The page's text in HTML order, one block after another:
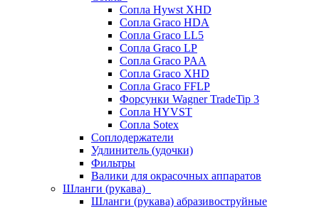
Сопла Hywst XHD
Сопла Graco HDA
Сопла Graco LL5
Сопла Graco LP
Сопла Graco PAA
Сопла Graco XHD
Сопла Graco FFLP
Форсунки Wagner TradeTip 3
Сопла HYVST
Сопла Sotex
Соплодержатели
Удлинитель (удочки)
Фильтры
Валики для окрасочных аппаратов
Шланги (рукава)
Шланги (рукава) абразивоструйные